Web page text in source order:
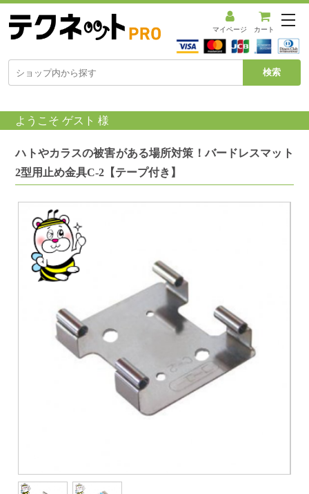
マイページ カート
メ
ュ
ー
を
く
ようこそ ゲスト 様
ハトやカラスの被害がある場所対策！バードレスマット
2型用止め金具C-2【テープ付き】